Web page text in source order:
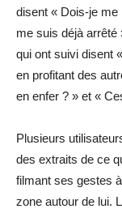
disent « Dois-je me
me suis déjà
qui ont suivi disent
en profitant des
en enfer ? » et «
Plusieurs
des extraits de ce
filmant ses gestes
zone autour de lui.